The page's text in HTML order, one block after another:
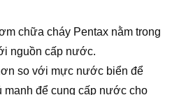
chữa cháy Pentax nằm trong
nguồn cấp nước.
so với mực nước biển để
để cung cấp nước cho